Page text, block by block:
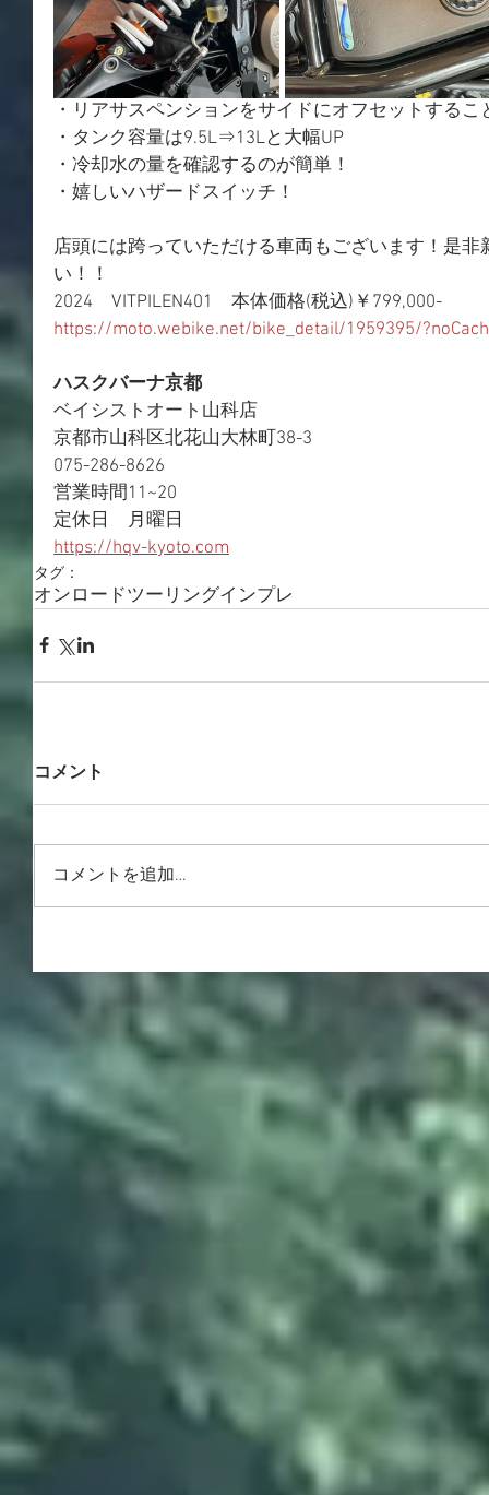
・リアサスペンションをサイドにオフセットする
・タンク容量は9.5L⇒13Lと大幅UP
・冷却水の量を確認するのが簡単！
・嬉しいハザードスイッチ！
店頭には跨っていただける車両もございます！是非
い！！
2024　VITPILEN401　本体価格(税込)￥799,000-
https://moto.webike.net/bike_detail/1959395/
ハスクバーナ京都
ベイシストオート山科店
京都市山科区北花山大林町38-3
075-286-8626
営業時間11~20
定休日　月曜日
https://hqv-kyoto.com
タグ：
オンロードツーリングインプレ
コメント
コメントを追加…